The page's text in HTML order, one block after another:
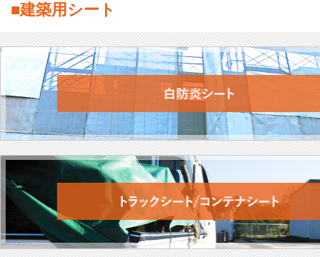
■建築用シート